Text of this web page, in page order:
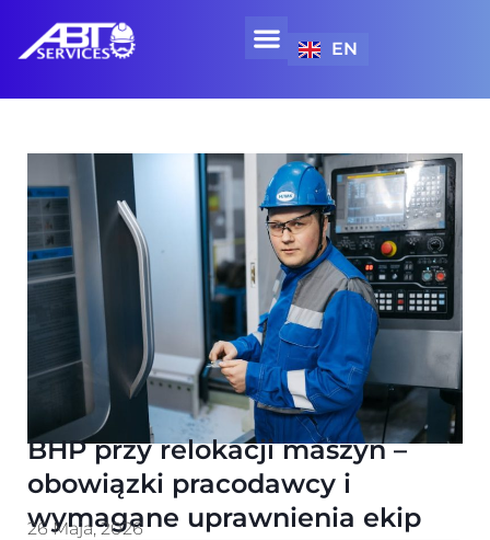
EN
BHP przy relokacji maszyn –
obowiązki pracodawcy i
wymagane uprawnienia ekip
26 Maja, 2026